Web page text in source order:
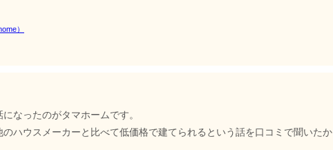
）
なったのがタマホームです。
ハウスメーカーと比べて低価格で建てられるという話を口コミで聞いたか